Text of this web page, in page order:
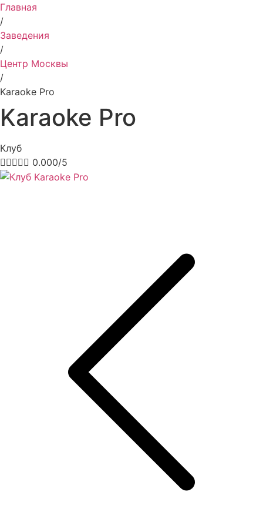
Главная
/
Заведения
/
Центр Москвы
/
Karaoke Pro
Karaoke Pro
Клуб
 0.000/5